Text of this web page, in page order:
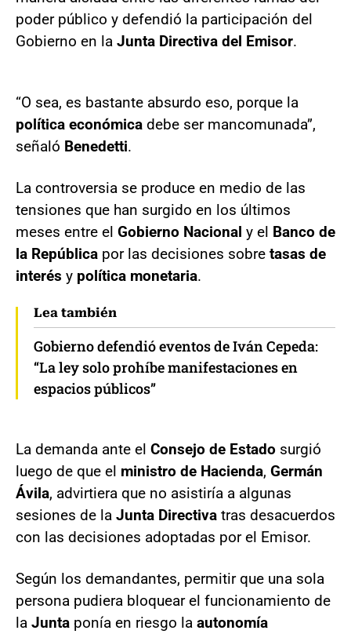
poder público y defendió la participación del
Gobierno en la Junta Directiva del Emisor.
“O sea, es bastante absurdo eso, porque la
política económica debe ser mancomunada”,
señaló Benedetti.
La controversia se produce en medio de las
tensiones que han surgido en los últimos
meses entre el Gobierno Nacional y el Banco de
la República por las decisiones sobre tasas de
interés y política monetaria.
Lea también
Gobierno defendió eventos de Iván Cepeda:
“La ley solo prohíbe manifestaciones en
espacios públicos”
La demanda ante el Consejo de Estado surgió
luego de que el ministro de Hacienda, Germán
Ávila, advirtiera que no asistiría a algunas
sesiones de la Junta Directiva tras desacuerdos
con las decisiones adoptadas por el Emisor.
Según los demandantes, permitir que una sola
persona pudiera bloquear el funcionamiento de
la Junta ponía en riesgo la autonomía